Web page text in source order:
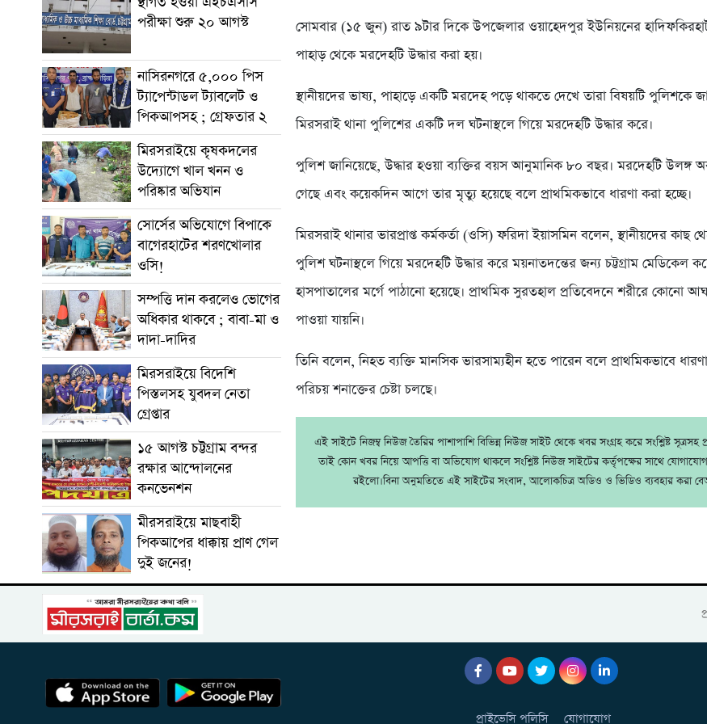
পরীক্ষা শুরু ২০ আগস্ট
নাসিরনগরে ৫,০০০ পিস
ট্যাপেন্টাডল ট্যাবলেট ও
পিকআপসহ ; গ্রেফতার ২
মিরসরাইয়ে কৃষকদলের
উদ্যোগে খাল খনন ও
পরিষ্কার অভিযান
সোর্সের অভিযোগে বিপাকে
বাগেরহাটের শরণখোলার
ওসি!
সম্পত্তি দান করলেও ভোগের
অধিকার থাকবে ; বাবা-মা ও
দাদা-দাদির
মিরসরাইয়ে বিদেশি
পিস্তলসহ যুবদল নেতা
গ্রেপ্তার
১৫ আগস্ট চট্টগ্রাম বন্দর
রক্ষার আন্দোলনের
কনভেনশন
মীরসরাইয়ে মাছবাহী
পিকআপের ধাক্কায় প্রাণ গেল
দুই জনের!
সোমবার (১৫ জুন) রাত ৯টার দিকে উপজেলার ওয়াহেদপুর ইউনিয়নের
পাহাড় থেকে মরদেহটি উদ্ধার করা হয়।
স্থানীয়দের ভাষ্য, পাহাড়ে একটি মরদেহ পড়ে থাকতে দেখে তারা বিষয়টি পুলিশকে
মিরসরাই থানা পুলিশের একটি দল ঘটনাস্থলে গিয়ে মরদেহটি উদ্ধার করে।
পুলিশ জানিয়েছে, উদ্ধার হওয়া ব্যক্তির বয়স আনুমানিক ৮০ বছর। মরদেহটি উলঙ্গ
গেছে এবং কয়েকদিন আগে তার মৃত্যু হয়েছে বলে প্রাথমিকভাবে ধারণা করা হচ্ছে।
মিরসরাই থানার ভারপ্রাপ্ত কর্মকর্তা (ওসি) ফরিদা ইয়াসমিন বলেন, স্থানীয়দের কাছ
পুলিশ ঘটনাস্থলে গিয়ে মরদেহটি উদ্ধার করে ময়নাতদন্তের জন্য চট্টগ্রাম মেডিকেল
হাসপাতালের মর্গে পাঠানো হয়েছে। প্রাথমিক সুরতহাল প্রতিবেদনে শরীরে কোনো
পাওয়া যায়নি।
তিনি বলেন, নিহত ব্যক্তি মানসিক ভারসাম্যহীন হতে পারেন বলে প্রাথমিকভাবে
পরিচয় শনাক্তের চেষ্টা চলছে।
এই সাইটে নিজম্ব নিউজ তৈরির পাশাপাশি বিভিন্ন নিউজ সাইট থেকে খবর সংগ্রহ করে সংশ্লিষ্ট সূত্রসহ
তাই কোন খবর নিয়ে আপত্তি বা অভিযোগ থাকলে সংশ্লিষ্ট নিউজ সাইটের কর্তৃপক্ষের সাথে
রইলো।বিনা অনুমতিতে এই সাইটের সংবাদ, আলোকচিত্র অডিও ও ভিডিও ব্যবহার করা
প্রাইভেসি পলিসি যোগাযোগ